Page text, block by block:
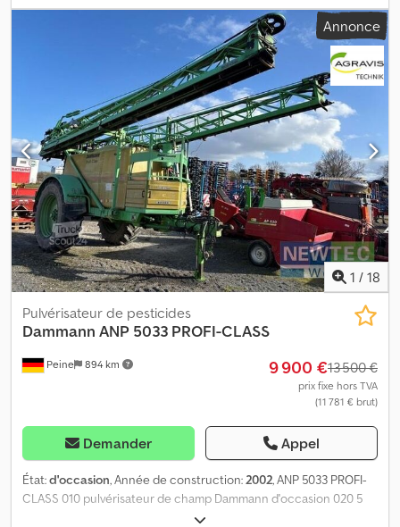
de rampe : 27 m (0040) Voie : 1,80 m (0050) Pneus : 520 / 85 R 46,
65 % (0060) Distance-Control avec 2 capteurs (0070) Porte-
buses manuel triple tous les 50 cm Dodpfx Acoyfx Ehenskr (0080)
Terminal Comfort avec joystick (0090) Sans antenne (0100)
Contrôle technique phytosanitaire (TÜV) valable jusqu'en 2025
Annonce
1 / 18
Peine 894 km
Pulvérisateur de pesticides
Dammann ANP 5033 PROFI-CLASS
9 900 €13 500 €
prix fixe hors TVA
(11 781 € brut)
Demander Appel
État:d'occasion, Année de construction:2002, ANP 5033 PROFI-
CLASS 010 pulvérisateur de champ Dammann d'occasion 020 5
000 l 030 rampe de 33 m 040 Timon directionnel 050 ISOBUS